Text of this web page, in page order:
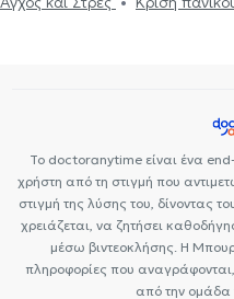
Το doctoranytime είναι ένα
χρήστη από τη στιγμή που
στιγμή της λύσης του, δίνοντας
χρειάζεται, να ζητήσει
μέσω βιντεοκλήσης. Η
πληροφορίες που αναγράφονται,
από την